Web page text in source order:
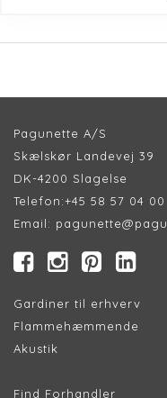
Pagunette A/S
Skælskør Landevej 39
DK-4200 Slagelse
Telefon:+45 58 57 04 00
Email:
Gardiner til erhverv
Flammehæmmende
Akustik
Find Forhandler